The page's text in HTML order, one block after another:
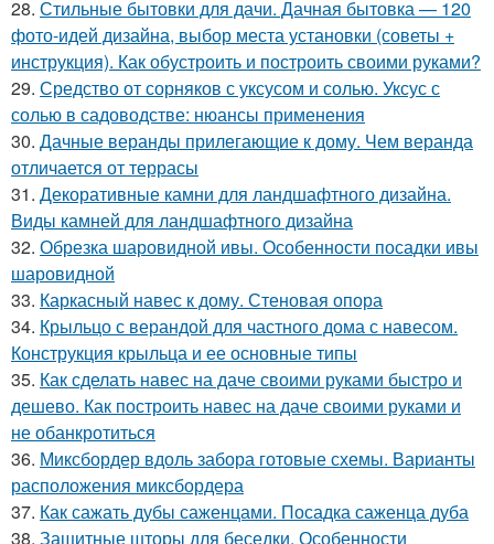
28. Стильные бытовки для дачи. Дачная бытовка — 120
фото-идей дизайна, выбор места установки (советы +
инструкция). Как обустроить и построить своими руками?
29. Средство от сорняков с уксусом и солью. Уксус с
солью в садоводстве: нюансы применения
30. Дачные веранды прилегающие к дому. Чем веранда
отличается от террасы
31. Декоративные камни для ландшафтного дизайна.
Виды камней для ландшафтного дизайна
32. Обрезка шаровидной ивы. Особенности посадки ивы
шаровидной
33. Каркасный навес к дому. Стеновая опора
34. Крыльцо с верандой для частного дома с навесом.
Конструкция крыльца и ее основные типы
35. Как сделать навес на даче своими руками быстро и
дешево. Как построить навес на даче своими руками и
не обанкротиться
36. Миксбордер вдоль забора готовые схемы. Варианты
расположения миксбордера
37. Как сажать дубы саженцами. Посадка саженца дуба
38. Защитные шторы для беседки. Особенности